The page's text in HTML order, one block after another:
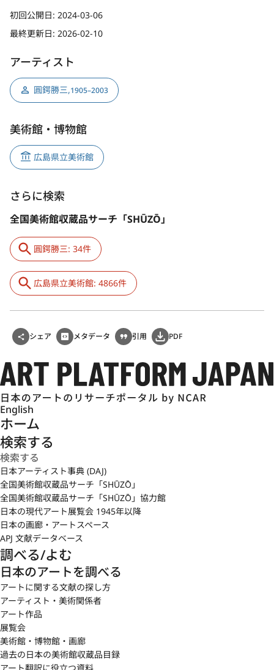
初回公開日: 2024-03-06
最終更新日: 2026-02-10
アーティスト
圓鍔勝三,1905–2003
美術館・博物館
広島県立美術館
さらに検索
全国美術館収蔵品サーチ「SHŪZŌ」
圓鍔勝三: 34件
広島県立美術館: 4866件
シェア メタデータ 引用 PDF
English
ホーム
検索する
日本アーティスト事典 (DAJ)
全国美術館収蔵品サーチ「SHŪZŌ」
全国美術館収蔵品サーチ「SHŪZŌ」協力館
日本の現代アート展覧会 1945年以降
日本の画廊・アートスペース
APJ 文献データベース
調べる/よむ
日本のアートを調べる
アートに関する文献の探し方
アーティスト・美術関係者
アート作品
展覧会
美術館・博物館・画廊
過去の日本の美術館収蔵品目録